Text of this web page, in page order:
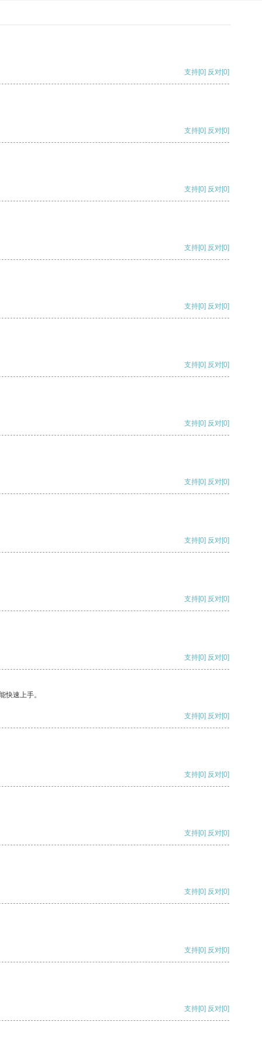
支持[0] 反对[0]
支持[0] 反对[0]
支持[0] 反对[0]
支持[0] 反对[0]
支持[0] 反对[0]
支持[0] 反对[0]
支持[0] 反对[0]
支持[0] 反对[0]
支持[0] 反对[0]
支持[0] 反对[0]
支持[0] 反对[0]
快速上手。
支持[0] 反对[0]
支持[0] 反对[0]
支持[0] 反对[0]
支持[0] 反对[0]
支持[0] 反对[0]
支持[0] 反对[0]